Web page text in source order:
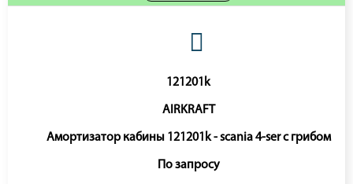
121201k
AIRKRAFT
Амортизатор кабины 121201k - scania 4-ser с грибом
По запросу